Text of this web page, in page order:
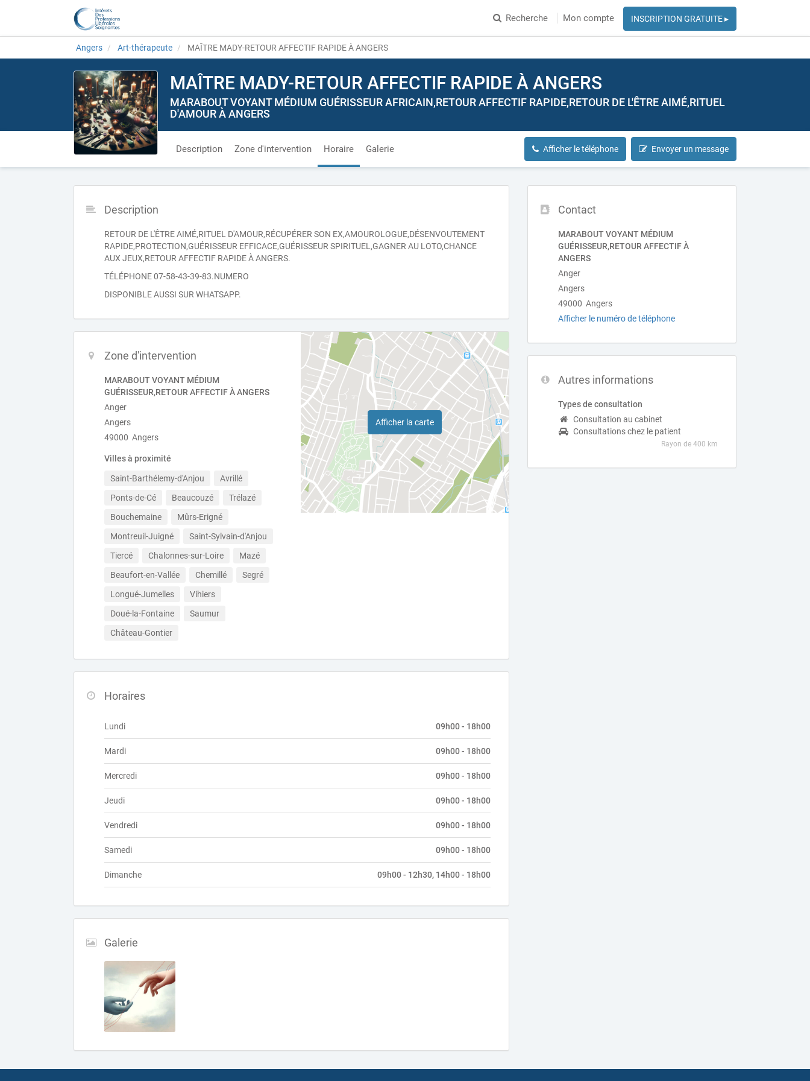
Recherche Mon compte INSCRIPTION GRATUITE ▸
Angers Art-thérapeute MAÎTRE MADY-RETOUR AFFECTIF RAPIDE À ANGERS
MAÎTRE MADY-RETOUR AFFECTIF RAPIDE À ANGERS
MARABOUT VOYANT MÉDIUM GUÉRISSEUR AFRICAIN,RETOUR AFFECTIF RAPIDE,RETOUR DE L'ÊTRE AIMÉ,RITUEL
D'AMOUR À ANGERS
Description Zone d'intervention Horaire Galerie Afficher le téléphone Envoyer un message
Contact
MARABOUT VOYANT MÉDIUM
GUÉRISSEUR,RETOUR AFFECTIF À
ANGERS
Anger
Angers
49000 Angers
Afficher le numéro de téléphone
Autres informations
Types de consultation
Consultation au cabinet
Consultations chez le patient
Rayon de 400 km
Description
RETOUR DE L'ÊTRE AIMÉ,RITUEL D'AMOUR,RÉCUPÉRER SON EX,AMOUROLOGUE,DÉSENVOUTEMENT
RAPIDE,PROTECTION,GUÉRISSEUR EFFICACE,GUÉRISSEUR SPIRITUEL,GAGNER AU LOTO,CHANCE
AUX JEUX,RETOUR AFFECTIF RAPIDE À ANGERS.
TÉLÉPHONE 07-58-43-39-83.NUMERO
DISPONIBLE AUSSI SUR WHATSAPP.
Zone d'intervention
MARABOUT VOYANT MÉDIUM
GUÉRISSEUR,RETOUR AFFECTIF À ANGERS
Anger
Angers
49000 Angers
Villes à proximité
Saint-Barthélemy-d'Anjou
Avrillé
Ponts-de-Cé
Beaucouzé
Trélazé
Bouchemaine
Mûrs-Erigné
Montreuil-Juigné
Saint-Sylvain-d'Anjou
Tiercé
Chalonnes-sur-Loire
Mazé
Beaufort-en-Vallée
Chemillé
Segré
Longué-Jumelles
Vihiers
Doué-la-Fontaine
Saumur
Château-Gontier
Afficher la carte
Horaires
Lundi 09h00 - 18h00
Mardi 09h00 - 18h00
Mercredi 09h00 - 18h00
Jeudi 09h00 - 18h00
Vendredi 09h00 - 18h00
Samedi 09h00 - 18h00
Dimanche 09h00 - 12h30, 14h00 - 18h00
Galerie